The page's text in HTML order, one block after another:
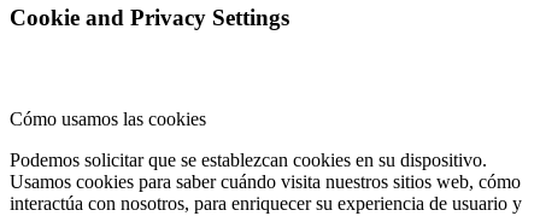
Cookie and Privacy Settings
Cómo usamos las cookies
Podemos solicitar que se establezcan cookies en su dispositivo.
Usamos cookies para saber cuándo visita nuestros sitios web, cómo
interactúa con nosotros, para enriquecer su experiencia de usuario y